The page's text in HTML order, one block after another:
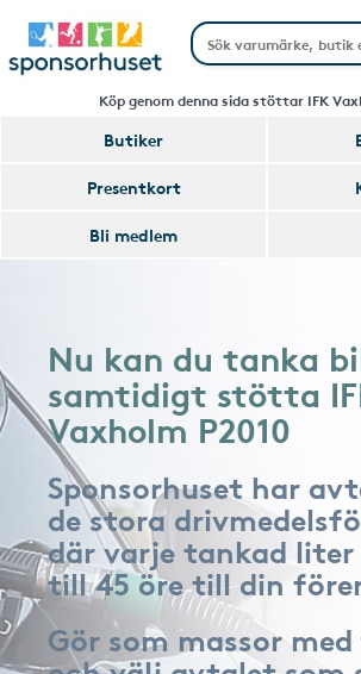
Köp genom denna sida stöttar IFK
Butiker
Presentkort
Bli medlem
Nu kan du tanka
samtidigt stötta
Vaxholm P2010
Sponsorhuset har
de stora
där varje tankad liter
till 45 öre till din
Gör som massor